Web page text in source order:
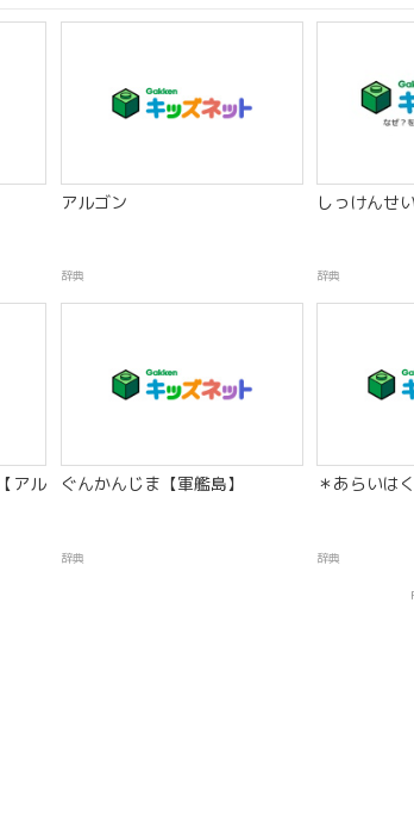
アルゴン
辞典
しっけんせ
辞典
アル
ぐんかんじま【軍艦島】
辞典
＊あらいは
辞典